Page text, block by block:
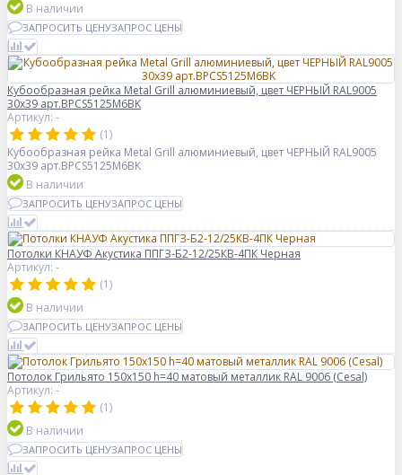
В наличии
ЗАПРОСИТЬ ЦЕНУЗАПРОС ЦЕНЫ
Кубообразная рейка Metal Grill алюминиевый, цвет ЧЕРНЫЙ RAL9005
30x39 арт.BPCS5125M6BK
Артикул: -
(1)
Кубообразная рейка Metal Grill алюминиевый, цвет ЧЕРНЫЙ RAL9005
30x39 арт.BPCS5125M6BK
В наличии
ЗАПРОСИТЬ ЦЕНУЗАПРОС ЦЕНЫ
Потолки КНАУФ Акустика ППГЗ-Б2-12/25КВ-4ПК Черная
Артикул: -
(1)
В наличии
ЗАПРОСИТЬ ЦЕНУЗАПРОС ЦЕНЫ
Потолок Грильято 150x150 h=40 матовый металлик RAL 9006 (Cesal)
Артикул: -
(1)
В наличии
ЗАПРОСИТЬ ЦЕНУЗАПРОС ЦЕНЫ